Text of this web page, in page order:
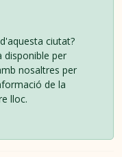
ciutat?
disponible per
nosaltres per
de la
lloc.